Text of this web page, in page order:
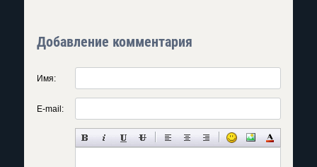
Добавление комментария
Имя:
E-mail: